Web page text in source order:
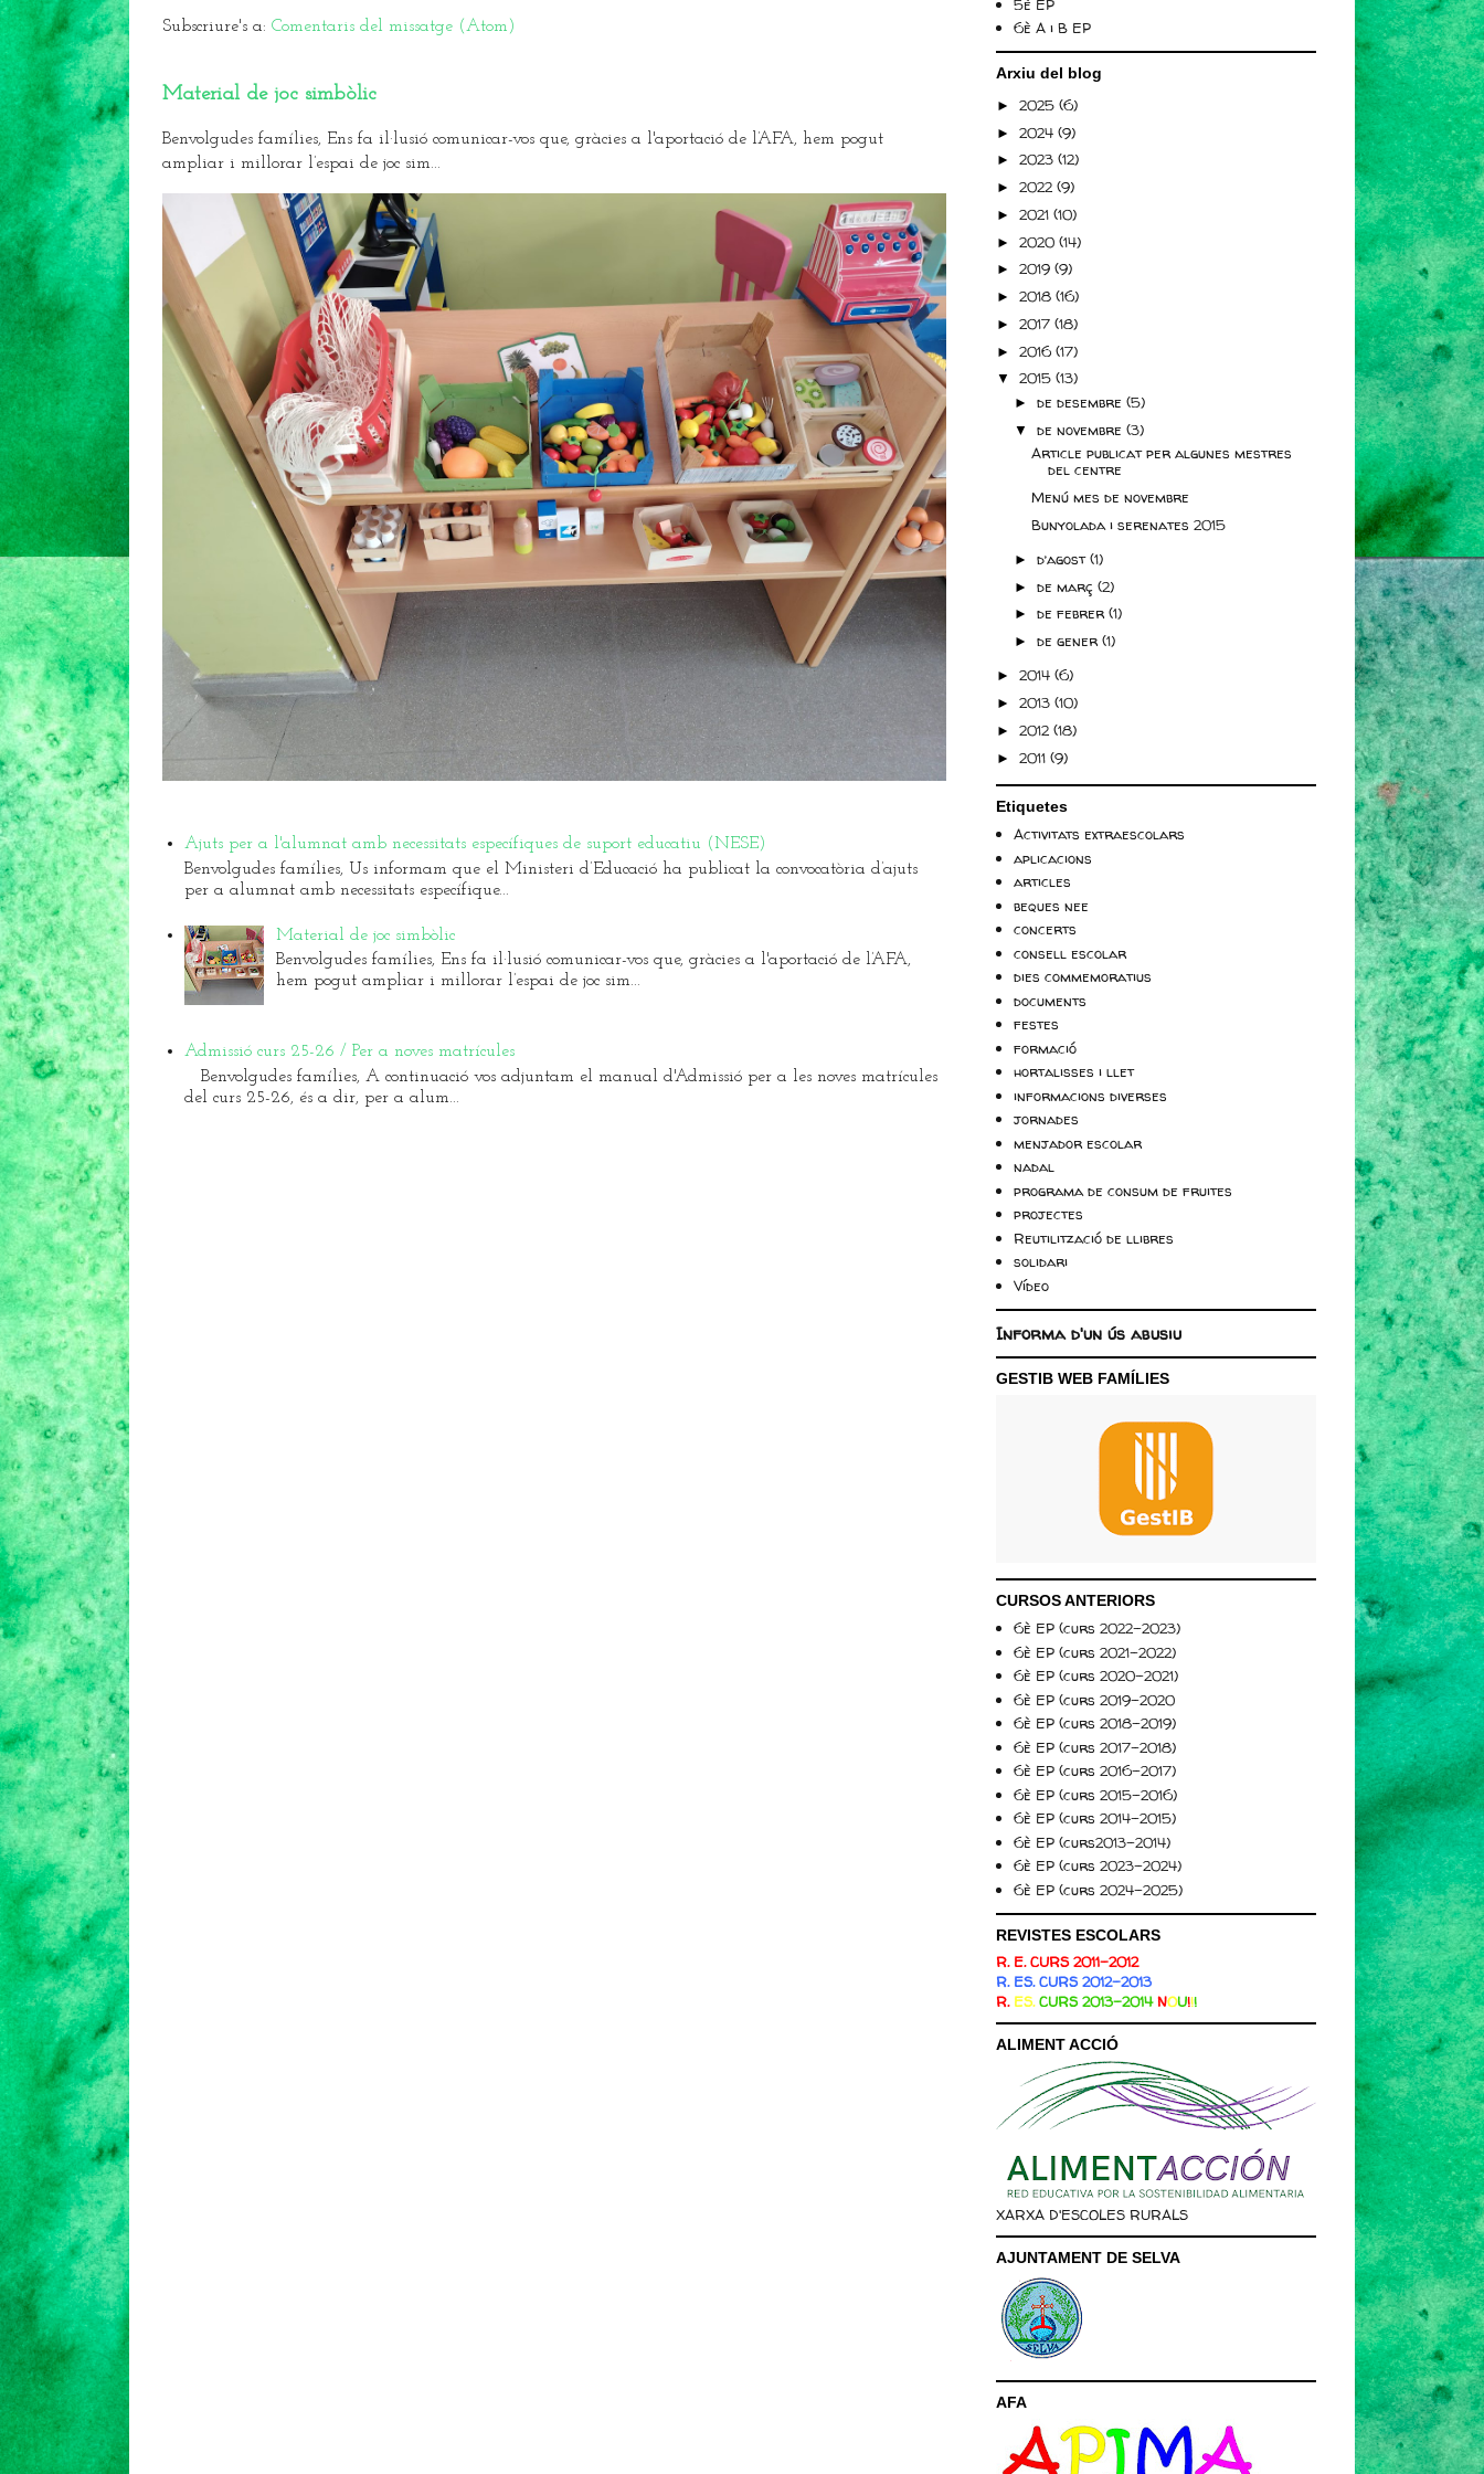
Subscriure's a: Comentaris del missatge (Atom)
Material de joc simbòlic
Benvolgudes famílies, Ens fa il·lusió comunicar-vos que, gràcies a l'aportació de l’AFA, hem pogut
ampliar i millorar l’espai de joc sim...
Ajuts per a l'alumnat amb necessitats específiques de suport educatiu (NESE)
Benvolgudes famílies, Us informam que el Ministeri d’Educació ha publicat la convocatòria d’ajuts
per a alumnat amb necessitats específique...
Material de joc simbòlic
Benvolgudes famílies, Ens fa il·lusió comunicar-vos que, gràcies a l'aportació de l’AFA,
hem pogut ampliar i millorar l’espai de joc sim...
Admissió curs 25-26 / Per a noves matrícules
Benvolgudes famílies, A continuació vos adjuntam el manual d'Admissió per a les noves matrícules
del curs 25-26, és a dir, per a alum...
5è EP
6è A i B EP
Arxiu del blog
► 2025 (6)
► 2024 (9)
► 2023 (12)
► 2022 (9)
► 2021 (10)
► 2020 (14)
► 2019 (9)
► 2018 (16)
► 2017 (18)
► 2016 (17)
▼ 2015 (13)
► de desembre (5)
▼ de novembre (3)
Article publicat per algunes mestres
del centre
Menú mes de novembre
Bunyolada i serenates 2015
► d’agost(1)
► de març (2)
► de febrer(1)
► de gener(1)
► 2014 (6)
► 2013 (10)
► 2012 (18)
► 2011 (9)
Etiquetes
Activitats extraescolars
aplicacions
articles
beques nee
concerts
consell escolar
dies commemoratius
documents
festes
formació
hortalisses i llet
informacions diverses
jornades
menjador escolar
nadal
programa de consum de fruites
projectes
Reutilització de llibres
solidari
Vídeo
Informa d'un ús abusiu
GESTIB WEB FAMÍLIES
CURSOS ANTERIORS
6è EP (curs 2022-2023)
6è EP (curs 2021-2022)
6è EP (curs 2020-2021)
6è EP (curs 2019-2020
6è EP (curs 2018-2019)
6è EP (curs 2017-2018)
6è EP (curs 2016-2017)
6è EP (curs 2015-2016)
6è EP (curs 2014-2015)
6è EP (curs2013-2014)
6è EP (curs 2023-2024)
6è EP (curs 2024-2025)
REVISTES ESCOLARS
R. E. CURS 2011-2012
R. ES. CURS 2012-2013
R. ES.CURS 2013-2014 NOU!!!
ALIMENT ACCIÓ
XARXA D'ESCOLES RURALS
AJUNTAMENT DE SELVA
AFA